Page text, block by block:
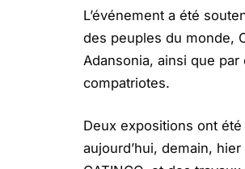
L’événement a été
des peuples du monde,
Adansonia, ainsi que
compatriotes.
Deux expositions ont
aujourd’hui, demain,